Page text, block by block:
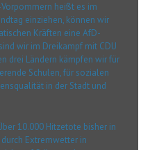
heißt es im
einziehen, können wir
Kräften eine AfD-
wir im Dreikampf mit CDU
drei Ländern kämpfen wir für
Schulen, für sozialen
in der Stadt und
10.000 Hitzetote bisher in
Extremwetter in